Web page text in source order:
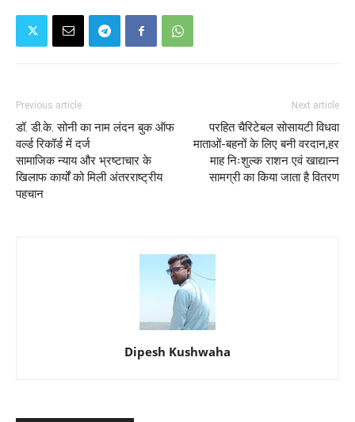
Previous article
डॉ. डी.के. सोनी का नाम लंदन बुक ऑफ
वर्ल्ड रिकॉर्ड में दर्ज
सामाजिक न्याय और भ्रष्टाचार के
खिलाफ कार्यों को मिली अंतरराष्ट्रीय
पहचान
Next article
परहित चैरिटेबल सोसायटी विधवा
माताओं-बहनों के लिए बनी वरदान,हर
माह निःशुल्क राशन एवं खाद्यान्न
सामग्री का किया जाता है वितरण
Dipesh Kushwaha